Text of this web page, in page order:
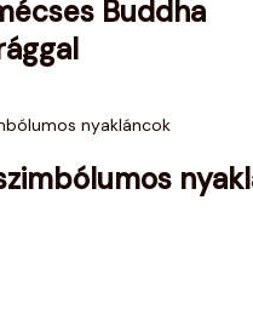
Buddha